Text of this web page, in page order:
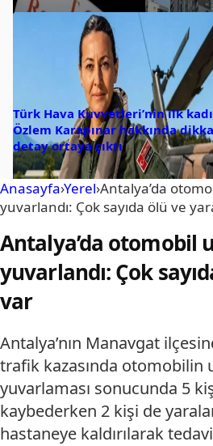
Türk Hava Kuvvetleri’nin ilk
Özlem Karapınar hakkında
detay ortaya çıktı
Anasayfa›Yerel›Antalya’da
yuvarlandı: Çok sayıda ölü ve
Antalya’da otomobil
yuvarlandı: Çok
var
Antalya’nın Manavgat
trafik kazasında otomobilin
yuvarlaması sonucunda 5
kaybederken 2 kişi de
hastaneye kaldırılarak tedavi